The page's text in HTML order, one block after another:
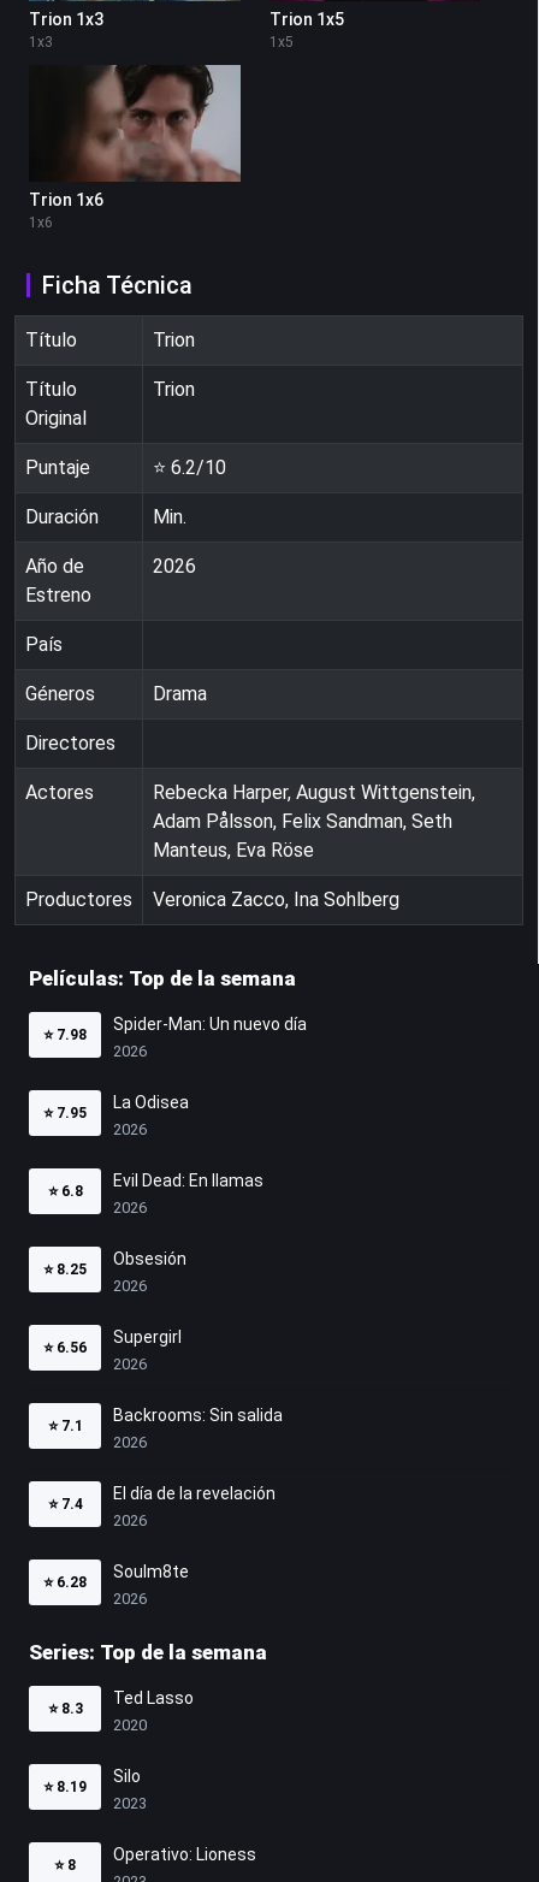
Trion 1x3
1 x3
Trion 1x5
1 x5
Trion 1x6
1 x6
Ficha Técnica
Título Trion
Título
Original
Trion
Puntaje ⭐ 6.2/10
Duración Min.
Año de
Estreno
2026
País
Géneros Drama
Directores
Actores
Rebecka Harper, August Wittgenstein,
Adam Pålsson, Felix Sandman, Seth
Manteus, Eva Röse
Productores Veronica Zacco, Ina Sohlberg
Películas: Top de la semana
⭐ 7.98
Spider-Man: Un nuevo día
2026
⭐ 7.95
La Odisea
2026
⭐ 6.8
Evil Dead: En llamas
2026
⭐ 8.25
Obsesión
2026
⭐ 6.56
Supergirl
2026
⭐ 7.1
Backrooms: Sin salida
2026
⭐ 7.4
El día de la revelación
2026
⭐ 6.28
Soulm8te
2026
Series: Top de la semana
⭐ 8.3
Ted Lasso
2020
⭐ 8.19
Silo
2023
⭐ 8
Operativo: Lioness